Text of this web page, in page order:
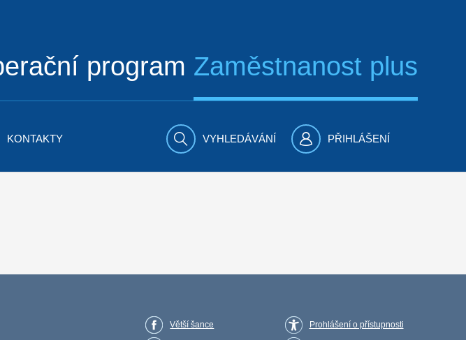
program Zaměstnanost plus
KONTAKTY VYHLEDÁVÁNÍ PŘIHLÁŠENÍ
Větší šance Prohlášení o přístupnosti